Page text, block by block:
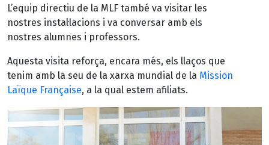
L’equip directiu de la MLF també va visitar les
nostres instal·lacions i va conversar amb els
nostres alumnes i professors.
Aquesta visita reforça, encara més, els llaços que
tenim amb la seu de la xarxa mundial de la Mission
Laïque Française, a la qual estem afiliats.